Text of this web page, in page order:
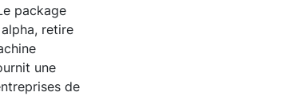
package
retire
une
de